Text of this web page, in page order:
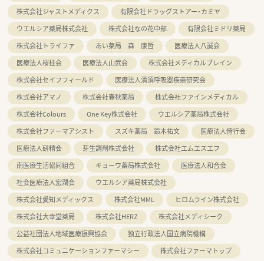
株式会社ジャストメディクス
有限会社ドラッグストアー・カミヤ
ウエルシア薬局株式会社
株式会社なの花中部
有限会社ミドリ薬局
株式会社トライファ
あい薬局 森 康哲
医療法人八誠会
医療法人桜桂会
医療法人山武会
株式会社メディカルブレイン
株式会社セイフフィールド
医療法人清須呼吸器疾患研究会
株式会社アマノ
株式会社春秋薬局
株式会社ファインメディカル
株式会社Colours
One Key株式会社
ウエルシア薬局株式会社
株式会社ファーマアシスト
スズキ薬局 鈴木祐文
医療法人偕行会
医療法人研精会
芽生調剤株式会社
株式会社エムエスエフ
南医療生活協同組合
キョーワ薬局株式会社
医療法人和合会
社会医療法人宏潤会
ウエルシア薬局株式会社
株式会社愛知メディックス
株式会社MML
ヒロムライン株式会社
株式会社大幸堂薬局
株式会社HERZ
株式会社メディシーク
公益社団法人地域医療振興協会
独立行政法人国立病院機構
株式会社コミュニケーションファーマシー
株式会社ファーマトップ